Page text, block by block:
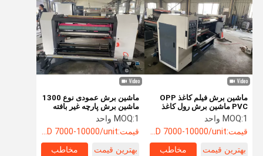
ماشین برش عمودی نوع 1300
ماشین برش پارچه غیر بافته
ماشین پیچ مجدد کاملا اتوماتیک
MOQ:1 واحد
قیمت:USD 7000-10000/unit
بهترین قیمت
مخاطب
ماشین برش فیلم کاغذ OPP
PVC ماشین برش رول کاغذ
5KW
MOQ:1 واحد
قیمت:USD 7000-10000/unit
بهترین قیمت
مخاطب